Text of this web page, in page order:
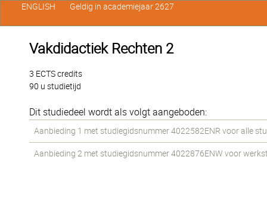
Vakdidactiek Rechten 2
3 ECTS credits
90 u studietijd
Dit studiedeel wordt als volgt aangeboden:
Aanbieding 1 met studiegidsnummer 4022582ENR voor alle
Aanbieding 2 met studiegidsnummer 4022876ENW voor
ENGLISH Geldig in academiejaar 2627